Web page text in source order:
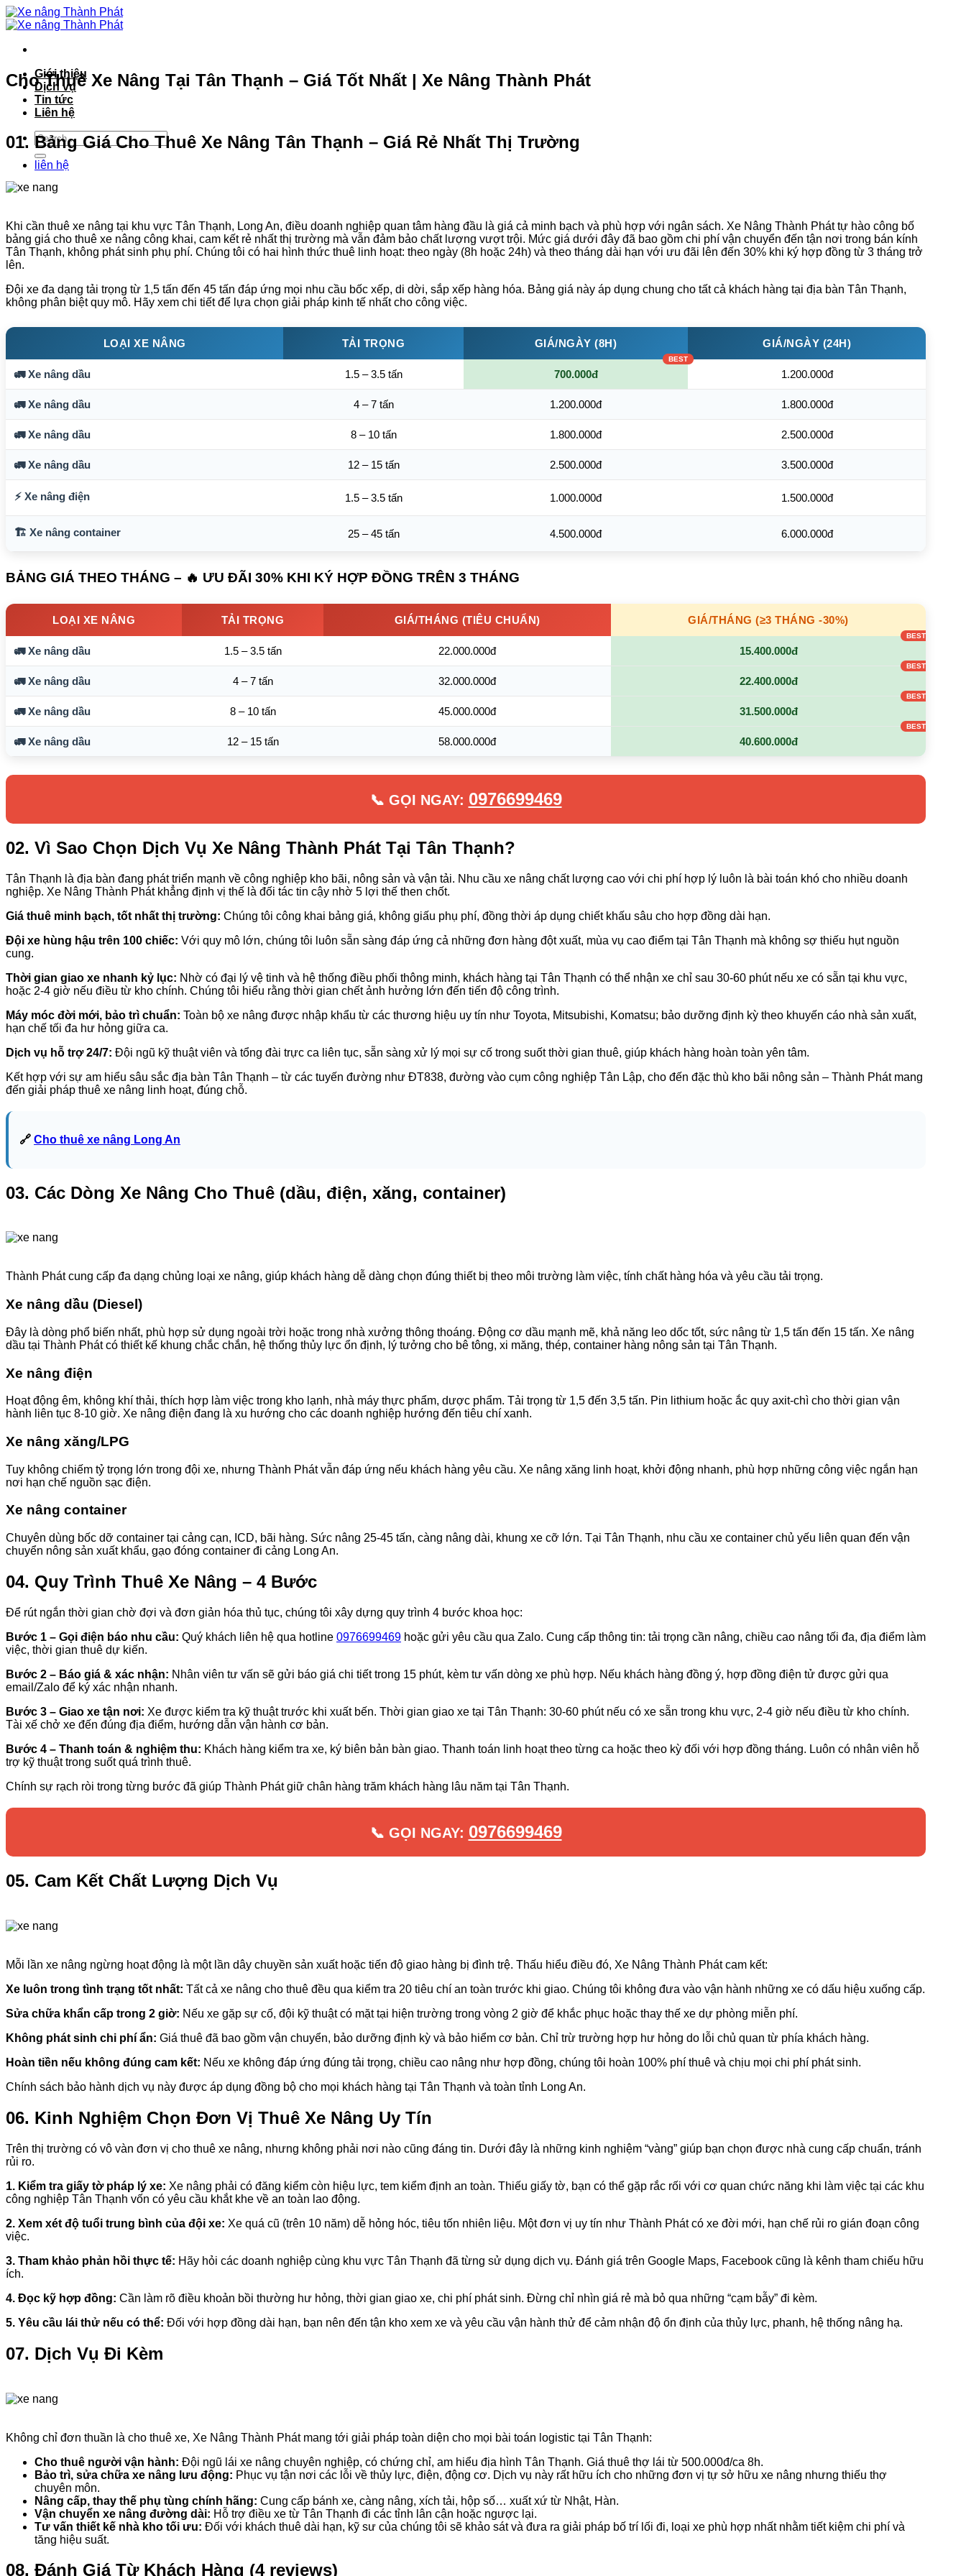
Bỏ
qua
dung
Giới thiệu
Dịch vụ
Tin tức
Liên hệ
liên hệ
Cho Thuê Xe Nâng Tại Tân Thạnh – Giá Tốt Nhất | Xe Nâng Thành Phát
01. Bảng Giá Cho Thuê Xe Nâng Tân Thạnh – Giá Rẻ Nhất Thị Trường
Khi cần thuê xe nâng tại khu vực Tân Thạnh, Long An, điều doanh nghiệp quan tâm hàng đầu là giá cả minh bạch và phù hợp với ngân sách. Xe Nâng Thành Phát tự hào công bố
bảng giá cho thuê xe nâng công khai, cam kết rẻ nhất thị trường mà vẫn đảm bảo chất lượng vượt trội. Mức giá dưới đây đã bao gồm chi phí vận chuyển đến tận nơi trong bán kính
Tân Thạnh, không phát sinh phụ phí. Chúng tôi có hai hình thức thuê linh hoạt: theo ngày (8h hoặc 24h) và theo tháng dài hạn với ưu đãi lên đến 30% khi ký hợp đồng từ 3 tháng trở
lên.
Đội xe đa dạng tải trọng từ 1,5 tấn đến 45 tấn đáp ứng mọi nhu cầu bốc xếp, di dời, sắp xếp hàng hóa. Bảng giá này áp dụng chung cho tất cả khách hàng tại địa bàn Tân Thạnh,
không phân biệt quy mô. Hãy xem chi tiết để lựa chọn giải pháp kinh tế nhất cho công việc.
LOẠI XE NÂNG TẢI TRỌNG GIÁ/NGÀY (8H) GIÁ/NGÀY (24H)
🚛 Xe nâng dầu 1.5 – 3.5 tấn 700.000đ 1.200.000đ
🚛 Xe nâng dầu 4 – 7 tấn 1.200.000đ 1.800.000đ
🚛 Xe nâng dầu 8 – 10 tấn 1.800.000đ 2.500.000đ
🚛 Xe nâng dầu 12 – 15 tấn 2.500.000đ 3.500.000đ
⚡ Xe nâng điện 1.5 – 3.5 tấn 1.000.000đ 1.500.000đ
🏗️ Xe nâng container 25 – 45 tấn 4.500.000đ 6.000.000đ
BẢNG GIÁ THEO THÁNG – 🔥 ƯU ĐÃI 30% KHI KÝ HỢP ĐỒNG TRÊN 3 THÁNG
LOẠI XE NÂNG TẢI TRỌNG GIÁ/THÁNG (TIÊU CHUẨN) GIÁ/THÁNG (≥3 THÁNG -30%)
🚛 Xe nâng dầu 1.5 – 3.5 tấn 22.000.000đ 15.400.000đ
🚛 Xe nâng dầu 4 – 7 tấn 32.000.000đ 22.400.000đ
🚛 Xe nâng dầu 8 – 10 tấn 45.000.000đ 31.500.000đ
🚛 Xe nâng dầu 12 – 15 tấn 58.000.000đ 40.600.000đ
📞 GỌI NGAY: 0976699469
02. Vì Sao Chọn Dịch Vụ Xe Nâng Thành Phát Tại Tân Thạnh?
Tân Thạnh là địa bàn đang phát triển mạnh về công nghiệp kho bãi, nông sản và vận tải. Nhu cầu xe nâng chất lượng cao với chi phí hợp lý luôn là bài toán khó cho nhiều doanh
nghiệp. Xe Nâng Thành Phát khẳng định vị thế là đối tác tin cậy nhờ 5 lợi thế then chốt.
Giá thuê minh bạch, tốt nhất thị trường: Chúng tôi công khai bảng giá, không giấu phụ phí, đồng thời áp dụng chiết khấu sâu cho hợp đồng dài hạn.
Đội xe hùng hậu trên 100 chiếc: Với quy mô lớn, chúng tôi luôn sẵn sàng đáp ứng cả những đơn hàng đột xuất, mùa vụ cao điểm tại Tân Thạnh mà không sợ thiếu hụt nguồn
cung.
Thời gian giao xe nhanh kỷ lục: Nhờ có đại lý vệ tinh và hệ thống điều phối thông minh, khách hàng tại Tân Thạnh có thể nhận xe chỉ sau 30-60 phút nếu xe có sẵn tại khu vực,
hoặc 2-4 giờ nếu điều từ kho chính. Chúng tôi hiểu rằng thời gian chết ảnh hưởng lớn đến tiến độ công trình.
Máy móc đời mới, bảo trì chuẩn: Toàn bộ xe nâng được nhập khẩu từ các thương hiệu uy tín như Toyota, Mitsubishi, Komatsu; bảo dưỡng định kỳ theo khuyến cáo nhà sản xuất,
hạn chế tối đa hư hỏng giữa ca.
Dịch vụ hỗ trợ 24/7: Đội ngũ kỹ thuật viên và tổng đài trực ca liên tục, sẵn sàng xử lý mọi sự cố trong suốt thời gian thuê, giúp khách hàng hoàn toàn yên tâm.
Kết hợp với sự am hiểu sâu sắc địa bàn Tân Thạnh – từ các tuyến đường như ĐT838, đường vào cụm công nghiệp Tân Lập, cho đến đặc thù kho bãi nông sản – Thành Phát mang
đến giải pháp thuê xe nâng linh hoạt, đúng chỗ.
🔗 Cho thuê xe nâng Long An
03. Các Dòng Xe Nâng Cho Thuê (dầu, điện, xăng, container)
Thành Phát cung cấp đa dạng chủng loại xe nâng, giúp khách hàng dễ dàng chọn đúng thiết bị theo môi trường làm việc, tính chất hàng hóa và yêu cầu tải trọng.
Xe nâng dầu (Diesel)
Đây là dòng phổ biến nhất, phù hợp sử dụng ngoài trời hoặc trong nhà xưởng thông thoáng. Động cơ dầu mạnh mẽ, khả năng leo dốc tốt, sức nâng từ 1,5 tấn đến 15 tấn. Xe nâng
dầu tại Thành Phát có thiết kế khung chắc chắn, hệ thống thủy lực ổn định, lý tưởng cho bê tông, xi măng, thép, container hàng nông sản tại Tân Thạnh.
Xe nâng điện
Hoạt động êm, không khí thải, thích hợp làm việc trong kho lạnh, nhà máy thực phẩm, dược phẩm. Tải trọng từ 1,5 đến 3,5 tấn. Pin lithium hoặc ắc quy axit-chì cho thời gian vận
hành liên tục 8-10 giờ. Xe nâng điện đang là xu hướng cho các doanh nghiệp hướng đến tiêu chí xanh.
Xe nâng xăng/LPG
Tuy không chiếm tỷ trọng lớn trong đội xe, nhưng Thành Phát vẫn đáp ứng nếu khách hàng yêu cầu. Xe nâng xăng linh hoạt, khởi động nhanh, phù hợp những công việc ngắn hạn
nơi hạn chế nguồn sạc điện.
Xe nâng container
Chuyên dùng bốc dỡ container tại cảng cạn, ICD, bãi hàng. Sức nâng 25-45 tấn, càng nâng dài, khung xe cỡ lớn. Tại Tân Thạnh, nhu cầu xe container chủ yếu liên quan đến vận
chuyển nông sản xuất khẩu, gạo đóng container đi cảng Long An.
04. Quy Trình Thuê Xe Nâng – 4 Bước
Để rút ngắn thời gian chờ đợi và đơn giản hóa thủ tục, chúng tôi xây dựng quy trình 4 bước khoa học:
Bước 1 – Gọi điện báo nhu cầu: Quý khách liên hệ qua hotline 0976699469 hoặc gửi yêu cầu qua Zalo. Cung cấp thông tin: tải trọng cần nâng, chiều cao nâng tối đa, địa điểm làm
việc, thời gian thuê dự kiến.
Bước 2 – Báo giá & xác nhận: Nhân viên tư vấn sẽ gửi báo giá chi tiết trong 15 phút, kèm tư vấn dòng xe phù hợp. Nếu khách hàng đồng ý, hợp đồng điện tử được gửi qua
email/Zalo để ký xác nhận nhanh.
Bước 3 – Giao xe tận nơi: Xe được kiểm tra kỹ thuật trước khi xuất bến. Thời gian giao xe tại Tân Thạnh: 30-60 phút nếu có xe sẵn trong khu vực, 2-4 giờ nếu điều từ kho chính.
Tài xế chở xe đến đúng địa điểm, hướng dẫn vận hành cơ bản.
Bước 4 – Thanh toán & nghiệm thu: Khách hàng kiểm tra xe, ký biên bản bàn giao. Thanh toán linh hoạt theo từng ca hoặc theo kỳ đối với hợp đồng tháng. Luôn có nhân viên hỗ
trợ kỹ thuật trong suốt quá trình thuê.
Chính sự rạch ròi trong từng bước đã giúp Thành Phát giữ chân hàng trăm khách hàng lâu năm tại Tân Thạnh.
📞 GỌI NGAY: 0976699469
05. Cam Kết Chất Lượng Dịch Vụ
Mỗi lần xe nâng ngừng hoạt động là một lần dây chuyền sản xuất hoặc tiến độ giao hàng bị đình trệ. Thấu hiểu điều đó, Xe Nâng Thành Phát cam kết:
Xe luôn trong tình trạng tốt nhất: Tất cả xe nâng cho thuê đều qua kiểm tra 20 tiêu chí an toàn trước khi giao. Chúng tôi không đưa vào vận hành những xe có dấu hiệu xuống cấp.
Sửa chữa khẩn cấp trong 2 giờ: Nếu xe gặp sự cố, đội kỹ thuật có mặt tại hiện trường trong vòng 2 giờ để khắc phục hoặc thay thế xe dự phòng miễn phí.
Không phát sinh chi phí ẩn: Giá thuê đã bao gồm vận chuyển, bảo dưỡng định kỳ và bảo hiểm cơ bản. Chỉ trừ trường hợp hư hỏng do lỗi chủ quan từ phía khách hàng.
Hoàn tiền nếu không đúng cam kết: Nếu xe không đáp ứng đúng tải trọng, chiều cao nâng như hợp đồng, chúng tôi hoàn 100% phí thuê và chịu mọi chi phí phát sinh.
Chính sách bảo hành dịch vụ này được áp dụng đồng bộ cho mọi khách hàng tại Tân Thạnh và toàn tỉnh Long An.
06. Kinh Nghiệm Chọn Đơn Vị Thuê Xe Nâng Uy Tín
Trên thị trường có vô vàn đơn vị cho thuê xe nâng, nhưng không phải nơi nào cũng đáng tin. Dưới đây là những kinh nghiệm “vàng” giúp bạn chọn được nhà cung cấp chuẩn, tránh
rủi ro.
1. Kiểm tra giấy tờ pháp lý xe: Xe nâng phải có đăng kiểm còn hiệu lực, tem kiểm định an toàn. Thiếu giấy tờ, bạn có thể gặp rắc rối với cơ quan chức năng khi làm việc tại các khu
công nghiệp Tân Thạnh vốn có yêu cầu khắt khe về an toàn lao động.
2. Xem xét độ tuổi trung bình của đội xe: Xe quá cũ (trên 10 năm) dễ hỏng hóc, tiêu tốn nhiên liệu. Một đơn vị uy tín như Thành Phát có xe đời mới, hạn chế rủi ro gián đoạn công
việc.
3. Tham khảo phản hồi thực tế: Hãy hỏi các doanh nghiệp cùng khu vực Tân Thạnh đã từng sử dụng dịch vụ. Đánh giá trên Google Maps, Facebook cũng là kênh tham chiếu hữu
ích.
4. Đọc kỹ hợp đồng: Cần làm rõ điều khoản bồi thường hư hỏng, thời gian giao xe, chi phí phát sinh. Đừng chỉ nhìn giá rẻ mà bỏ qua những “cạm bẫy” đi kèm.
5. Yêu cầu lái thử nếu có thể: Đối với hợp đồng dài hạn, bạn nên đến tận kho xem xe và yêu cầu vận hành thử để cảm nhận độ ổn định của thủy lực, phanh, hệ thống nâng hạ.
07. Dịch Vụ Đi Kèm
Không chỉ đơn thuần là cho thuê xe, Xe Nâng Thành Phát mang tới giải pháp toàn diện cho mọi bài toán logistic tại Tân Thạnh:
Cho thuê người vận hành: Đội ngũ lái xe nâng chuyên nghiệp, có chứng chỉ, am hiểu địa hình Tân Thạnh. Giá thuê thợ lái từ 500.000đ/ca 8h.
Bảo trì, sửa chữa xe nâng lưu động: Phục vụ tận nơi các lỗi về thủy lực, điện, động cơ. Dịch vụ này rất hữu ích cho những đơn vị tự sở hữu xe nâng nhưng thiếu thợ
chuyên môn.
Nâng cấp, thay thế phụ tùng chính hãng: Cung cấp bánh xe, càng nâng, xích tải, hộp số… xuất xứ từ Nhật, Hàn.
Vận chuyển xe nâng đường dài: Hỗ trợ điều xe từ Tân Thạnh đi các tỉnh lân cận hoặc ngược lại.
Tư vấn thiết kế nhà kho tối ưu: Đối với khách thuê dài hạn, kỹ sư của chúng tôi sẽ khảo sát và đưa ra giải pháp bố trí lối đi, loại xe phù hợp nhất nhằm tiết kiệm chi phí và
tăng hiệu suất.
08. Đánh Giá Từ Khách Hàng (4 reviews)